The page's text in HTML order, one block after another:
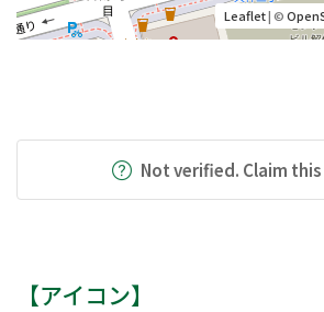
Leaflet| ©
Not verified. Claim
【アイコン】